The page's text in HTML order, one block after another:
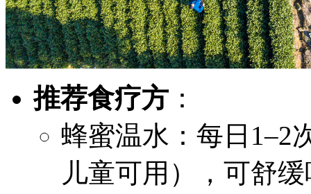
推荐食疗方 ：
蜂蜜温水：每日1–2
儿童可用），可舒